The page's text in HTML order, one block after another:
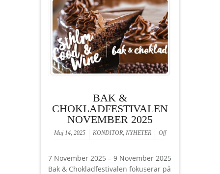
BAK &
CHOKLADFESTIVALEN
NOVEMBER 2025
Maj 14, 2025 KONDITOR NYHETER Off
7 November 2025 – 9 November 2025
Bak & Chokladfestivalen fokuserar på